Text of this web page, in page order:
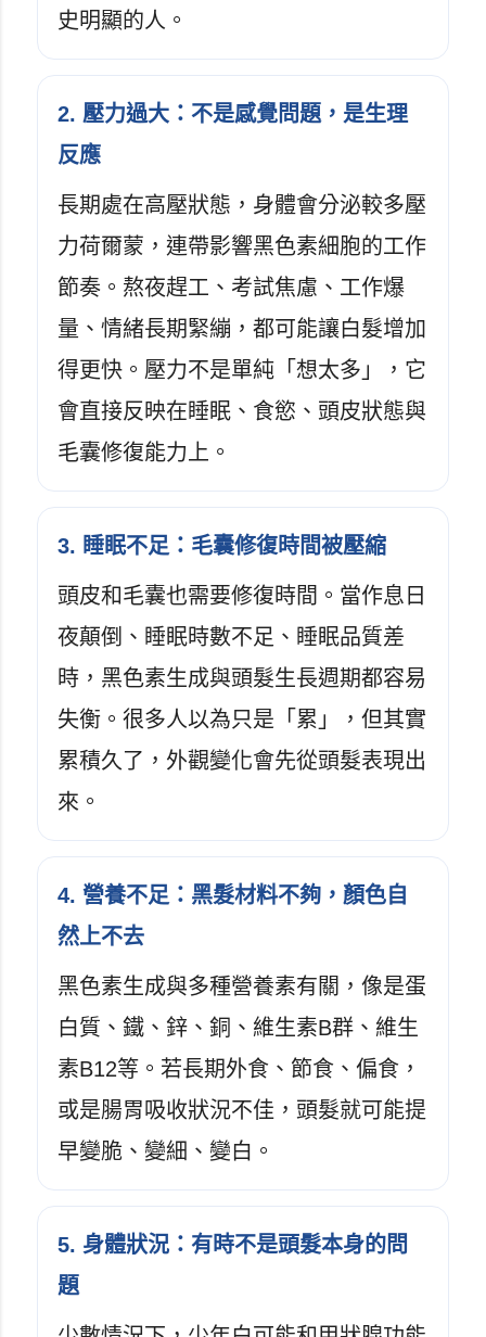
史明顯的人。
2. 壓力過大：不是感覺問題，是生理
反應
長期處在高壓狀態，身體會分泌較多壓
力荷爾蒙，連帶影響黑色素細胞的工作
節奏。熬夜趕工、考試焦慮、工作爆
量、情緒長期緊繃，都可能讓白髮增加
得更快。壓力不是單純「想太多」，它
會直接反映在睡眠、食慾、頭皮狀態與
毛囊修復能力上。
3. 睡眠不足：毛囊修復時間被壓縮
頭皮和毛囊也需要修復時間。當作息日
夜顛倒、睡眠時數不足、睡眠品質差
時，黑色素生成與頭髮生長週期都容易
失衡。很多人以為只是「累」，但其實
累積久了，外觀變化會先從頭髮表現出
來。
4. 營養不足：黑髮材料不夠，顏色自
然上不去
黑色素生成與多種營養素有關，像是蛋
白質、鐵、鋅、銅、維生素B群、維生
素B12等。若長期外食、節食、偏食，
或是腸胃吸收狀況不佳，頭髮就可能提
早變脆、變細、變白。
5. 身體狀況：有時不是頭髮本身的問
題